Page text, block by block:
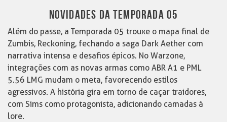
NOVIDADES DA TEMPORADA 05
Além do passe, a Temporada 05 trouxe o mapa final de
Zumbis, Reckoning, fechando a saga Dark Aether com
narrativa intensa e desafios épicos. No Warzone,
integrações com as novas armas como ABR A1 e PML
5.56 LMG mudam o meta, favorecendo estilos
agressivos. A história gira em torno de caçar traidores,
com Sims como protagonista, adicionando camadas à
lore.